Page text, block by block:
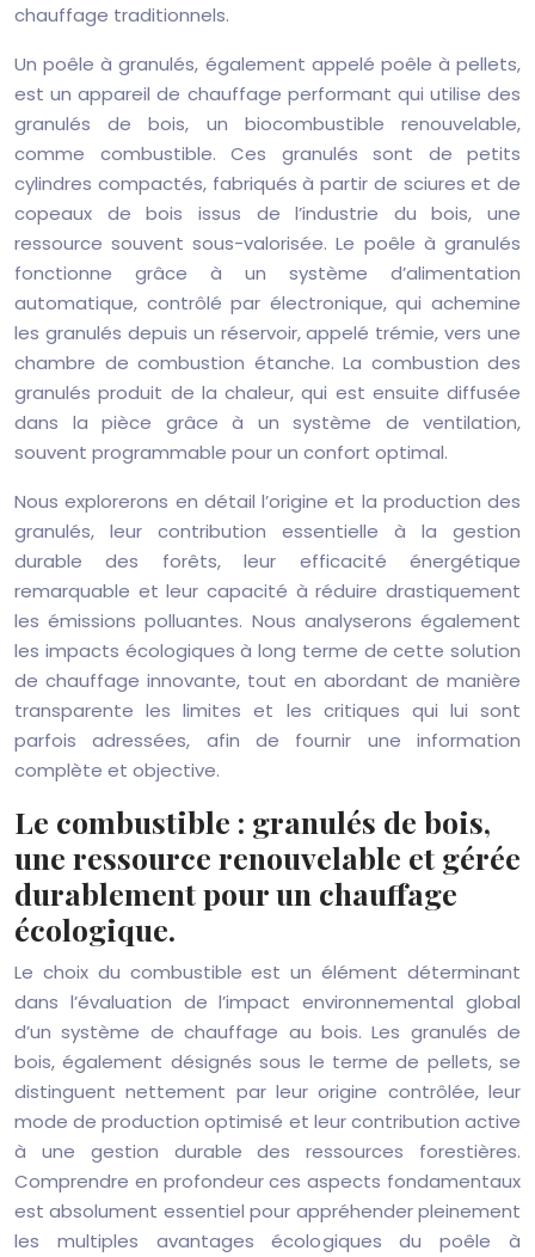
chauffage traditionnels.
Un poêle à granulés, également appelé poêle à pellets,
est un appareil de chauffage performant qui utilise des
granulés de bois, un biocombustible renouvelable,
comme combustible. Ces granulés sont de petits
cylindres compactés, fabriqués à partir de sciures et de
copeaux de bois issus de l’industrie du bois, une
ressource souvent sous-valorisée. Le poêle à granulés
fonctionne grâce à un système d’alimentation
automatique, contrôlé par électronique, qui achemine
les granulés depuis un réservoir, appelé trémie, vers une
chambre de combustion étanche. La combustion des
granulés produit de la chaleur, qui est ensuite diffusée
dans la pièce grâce à un système de ventilation,
souvent programmable pour un confort optimal.
Nous explorerons en détail l’origine et la production des
granulés, leur contribution essentielle à la gestion
durable des forêts, leur efficacité énergétique
remarquable et leur capacité à réduire drastiquement
les émissions polluantes. Nous analyserons également
les impacts écologiques à long terme de cette solution
de chauffage innovante, tout en abordant de manière
transparente les limites et les critiques qui lui sont
parfois adressées, afin de fournir une information
complète et objective.
Le combustible : granulés de bois,
une ressource renouvelable et gérée
durablement pour un chauffage
écologique.
Le choix du combustible est un élément déterminant
dans l’évaluation de l’impact environnemental global
d’un système de chauffage au bois. Les granulés de
bois, également désignés sous le terme de pellets, se
distinguent nettement par leur origine contrôlée, leur
mode de production optimisé et leur contribution active
à une gestion durable des ressources forestières.
Comprendre en profondeur ces aspects fondamentaux
est absolument essentiel pour appréhender pleinement
les multiples avantages écologiques du poêle à